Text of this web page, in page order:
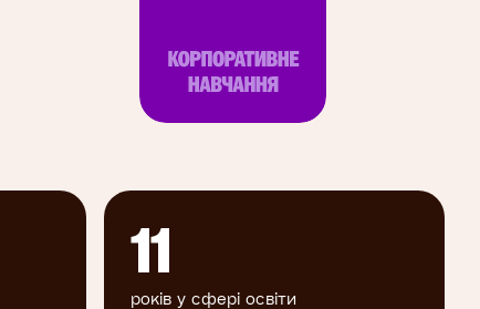
11
років у сфері освіти